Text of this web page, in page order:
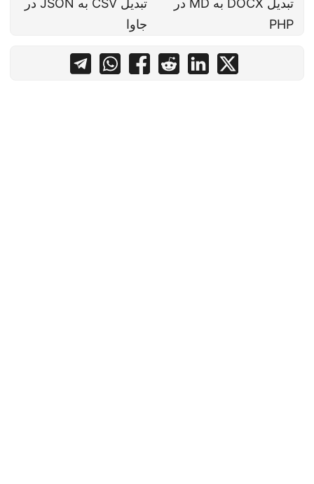
تبدیل DOCX به MD در
PHP
تبدیل CSV به JSON در
جاوا